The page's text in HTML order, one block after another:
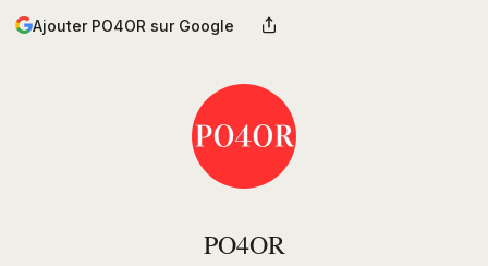
Ajouter PO4OR sur Google
PO4OR